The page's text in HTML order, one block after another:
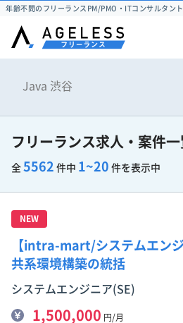
年齢不問のフリーランスPM/PMO・ITコンサルタン
フリーランス求人・案件一
全 5562 件中 1~20 件を表示中
NEW
【intra-mart/システムエン
共系環境構築の統括
システムエンジニア(SE)
1,500,000 円/月